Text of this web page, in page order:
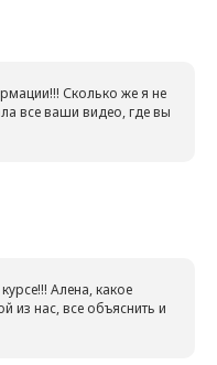
Сколько же я не
все ваши видео, где вы
Алена, какое
из нас, все объяснить и